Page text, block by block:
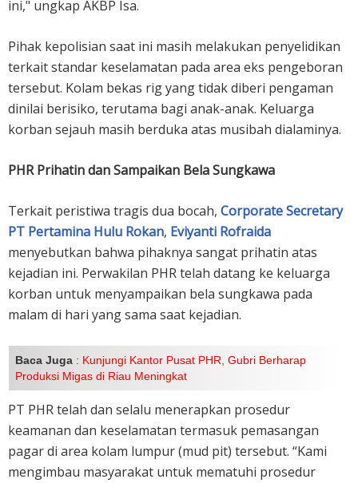
ini," ungkap AKBP Isa.
Pihak kepolisian saat ini masih melakukan penyelidikan
terkait standar keselamatan pada area eks pengeboran
tersebut. Kolam bekas rig yang tidak diberi pengaman
dinilai berisiko, terutama bagi anak-anak. Keluarga
korban sejauh masih berduka atas musibah dialaminya.
PHR Prihatin dan Sampaikan Bela Sungkawa
Terkait peristiwa tragis dua bocah, Corporate Secretary
PT Pertamina Hulu Rokan, Eviyanti Rofraida
menyebutkan bahwa pihaknya sangat prihatin atas
kejadian ini. Perwakilan PHR telah datang ke keluarga
korban untuk menyampaikan bela sungkawa pada
malam di hari yang sama saat kejadian.
Baca Juga : Kunjungi Kantor Pusat PHR, Gubri Berharap
Produksi Migas di Riau Meningkat
PT PHR telah dan selalu menerapkan prosedur
keamanan dan keselamatan termasuk pemasangan
pagar di area kolam lumpur (mud pit) tersebut. “Kami
mengimbau masyarakat untuk mematuhi prosedur